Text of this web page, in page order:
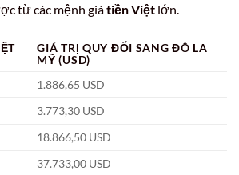
từ các mệnh giátiền Việt lớn.
GIÁ TRỊ QUY ĐỔI SANG ĐÔ LA
MỸ (USD)
1.886,65 USD
3.773,30 USD
18.866,50 USD
37.733,00 USD